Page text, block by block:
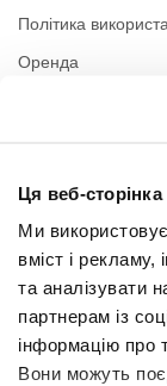
Ця веб-
Ми
вміст і рекламу,
та аналізувати
партнерам із
інформацію про
Вони можуть
Політика
Оренда
Понеділок
Вівторок
Середа
Четвер
П'ятниця
Субота